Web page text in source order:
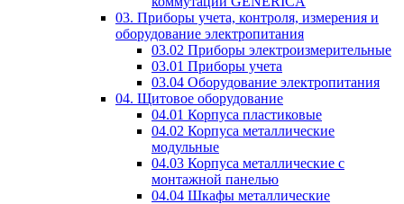
03. Приборы учета, контроля, измерения и
оборудование электропитания
03.02 Приборы электроизмерительные
03.01 Приборы учета
03.04 Оборудование электропитания
04. Щитовое оборудование
04.01 Корпуса пластиковые
04.02 Корпуса металлические
модульные
04.03 Корпуса металлические с
монтажной панелью
04.04 Шкафы металлические